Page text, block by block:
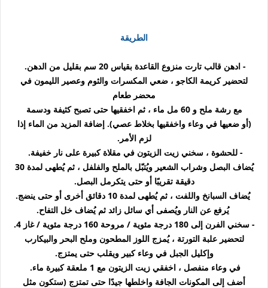
الطريقة
- ادهن قالب تارت منزوع القاعدة بقياس 20 سم بقليل من الدهن.
لتحضير كريمة الكاجو ، ضعي المكسرات والثوم وعصير الليمون في
محضر طعام
مع رشة ملح و 60 مل ماء ، ثم اخفقيها حتى تصبح كثيفة ودسمة
(أو ضعيها في وعاء واخفقيها بخلاط عصي). إضافة المزيد من الماء إذا
لزم الأمر.
- للحشوة ، سخني زيت الزيتون في مقلاة كبيرة على نار خفيفة.
يُضاف البصل وشراب الشعير ويُتبّل بالملح والفلفل ، ثم يُطهى لمدة 30
دقيقة تقريبًا أو حتى يتكرمل البصل.
يُضاف السبانخ واللفت ، ثم يُطهى لمدة 10 دقائق أخرى أو حتى ينضج.
يُرفع عن النار ويُصفى أي سائل زائد ثم يُضاف خل التفاح.
- سخني الفرن إلى 180 درجة مئوية / مروحة 160 درجة مئوية / غاز 4.
لتحضير علبة التورتة ، يُمزج اللوز المطحون وملح البحر والبيكارب
وإكليل الجبل في وعاء كبير ويقلب حتى يمتزج.
في وعاء منفصل ، اخفقي زيت الزيتون مع 1 ملعقة كبيرة ماء.
أضف إلى المكونات الجافة واخلطها جيدًا حتى تمتزج (ستكون مثل